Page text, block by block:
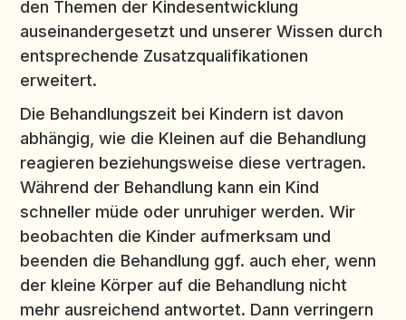
den Themen der Kindesentwicklung
auseinandergesetzt und unserer Wissen durch
entsprechende Zusatzqualifikationen
erweitert.
Die Behandlungszeit bei Kindern ist davon
abhängig, wie die Kleinen auf die Behandlung
reagieren beziehungsweise diese vertragen.
Während der Behandlung kann ein Kind
schneller müde oder unruhiger werden. Wir
beobachten die Kinder aufmerksam und
beenden die Behandlung ggf. auch eher, wenn
der kleine Körper auf die Behandlung nicht
mehr ausreichend antwortet. Dann verringern